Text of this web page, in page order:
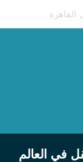
في العالم